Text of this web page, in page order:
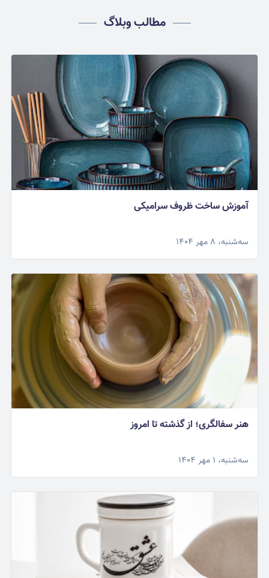
مطالب وبلاگ
آموزش ساخت ظروف سرامیکی
سه‌شنبه، ۸ مهر ۱۴۰۴
هنر سفالگری؛ از گذشته تا امروز
سه‌شنبه، ۱ مهر ۱۴۰۴